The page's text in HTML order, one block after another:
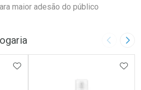
maior adesão do público
Imagem
ADICIONAR AOS FAVORITOS